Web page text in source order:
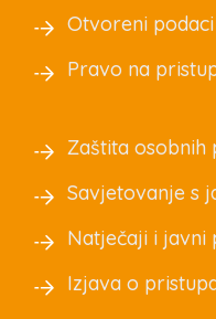
Otvoreni podaci
Pravo na
Zaštita osobnih
Savjetovanje s
Natječaji i javni
Izjava o